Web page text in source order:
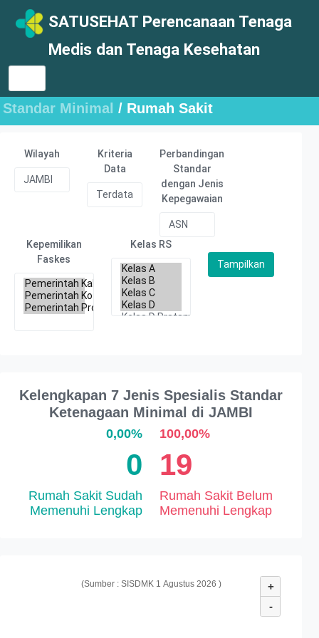
SATUSEHAT Perencanaan Tenaga
Medis dan Tenaga Kesehatan
Standar Minimal / Rumah Sakit
Wilayah
Kriteria
Data
Perbandingan
Standar
dengan Jenis
Kepegawaian
Kepemilikan
Faskes
Kelas RS
Kelengkapan 7 Jenis Spesialis Standar
Ketenagaan Minimal di JAMBI
0,00%
0
Rumah Sakit Sudah
Memenuhi Lengkap
100,00%
19
Rumah Sakit Belum
Memenuhi Lengkap
(Sumber : SISDMK 1 Agustus 2026 )
+
-